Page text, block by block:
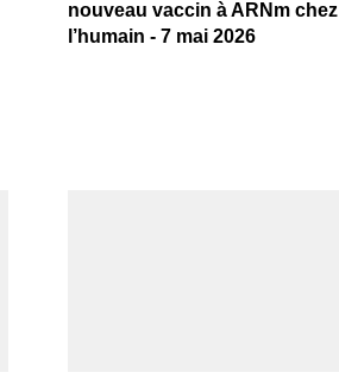
nouveau vaccin à ARNm chez
l’humain - 7 mai 2026